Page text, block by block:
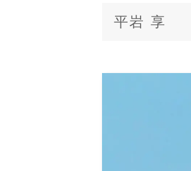
平岩 享